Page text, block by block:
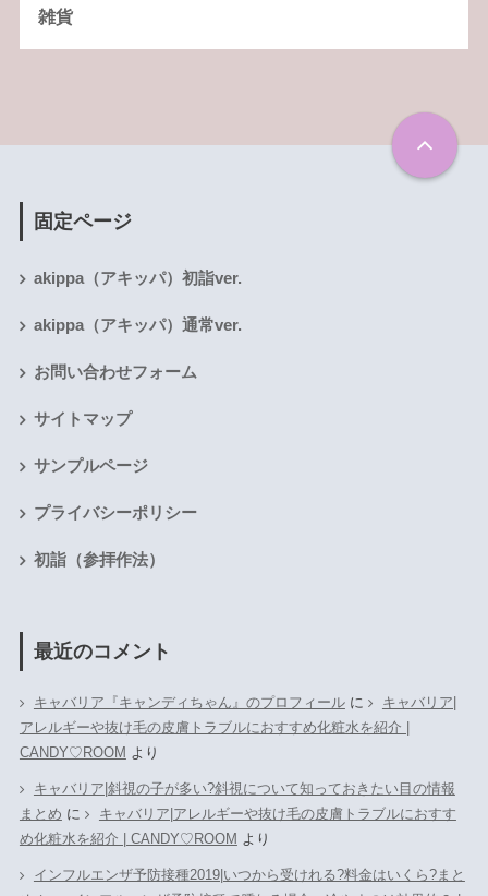
雑貨
固定ページ
akippa（アキッパ）初詣ver.
akippa（アキッパ）通常ver.
お問い合わせフォーム
サイトマップ
サンプルページ
プライバシーポリシー
初詣（参拝作法）
最近のコメント
キャバリア『キャンディちゃん』のプロフィールに
キャバリア|
アレルギーや抜け毛の皮膚トラブルにおすすめ化粧水を紹介 |
CANDY♡ROOM より
キャバリア|斜視の子が多い?斜視について知っておきたい目の情報
まとめ に
キャバリア|アレルギーや抜け毛の皮膚トラブルにおすす
め化粧水を紹介 | CANDY♡ROOM より
インフルエンザ予防接種2019|いつから受けれる?料金はいくら?まと